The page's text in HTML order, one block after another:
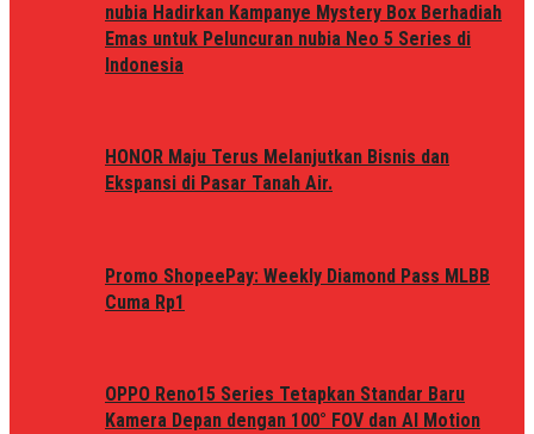
nubia Hadirkan Kampanye Mystery Box Berhadiah
Emas untuk Peluncuran nubia Neo 5 Series di
Indonesia
HONOR Maju Terus Melanjutkan Bisnis dan
Ekspansi di Pasar Tanah Air.
Promo ShopeePay: Weekly Diamond Pass MLBB
Cuma Rp1
OPPO Reno15 Series Tetapkan Standar Baru
Kamera Depan dengan 100° FOV dan AI Motion